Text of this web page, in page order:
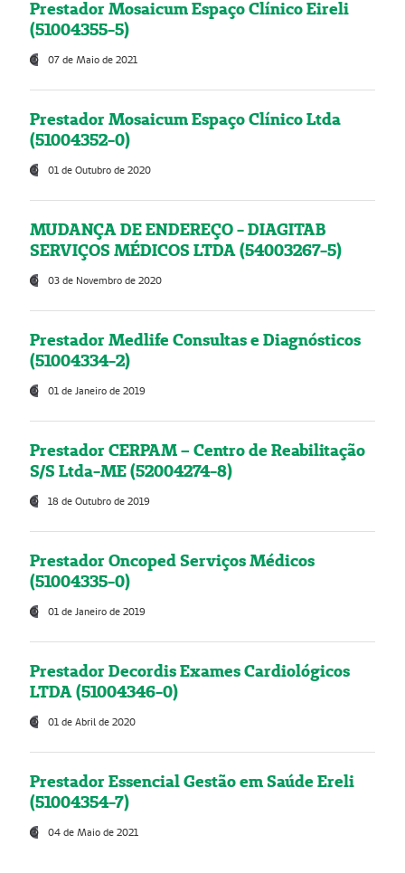
Prestador Mosaicum Espaço Clínico Eireli
(51004355-5)
07 de Maio de 2021
Prestador Mosaicum Espaço Clínico Ltda
(51004352-0)
01 de Outubro de 2020
MUDANÇA DE ENDEREÇO - DIAGITAB
SERVIÇOS MÉDICOS LTDA (54003267-5)
03 de Novembro de 2020
Prestador Medlife Consultas e Diagnósticos
(51004334-2)
01 de Janeiro de 2019
Prestador CERPAM – Centro de Reabilitação
S/S Ltda-ME (52004274-8)
18 de Outubro de 2019
Prestador Oncoped Serviços Médicos
(51004335-0)
01 de Janeiro de 2019
Prestador Decordis Exames Cardiológicos
LTDA (51004346-0)
01 de Abril de 2020
Prestador Essencial Gestão em Saúde Ereli
(51004354-7)
04 de Maio de 2021